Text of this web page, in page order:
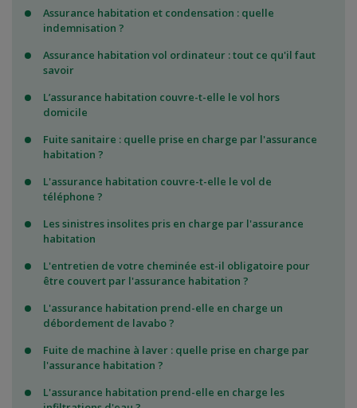
Assurance habitation et condensation : quelle
indemnisation ?
Assurance habitation vol ordinateur : tout ce qu'il faut
savoir
L’assurance habitation couvre-t-elle le vol hors
domicile
Fuite sanitaire : quelle prise en charge par l'assurance
habitation ?
L'assurance habitation couvre-t-elle le vol de
téléphone ?
Les sinistres insolites pris en charge par l'assurance
habitation
L'entretien de votre cheminée est-il obligatoire pour
être couvert par l'assurance habitation ?
L'assurance habitation prend-elle en charge un
débordement de lavabo ?
Fuite de machine à laver : quelle prise en charge par
l'assurance habitation ?
L'assurance habitation prend-elle en charge les